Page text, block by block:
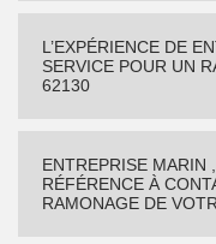
L’EXPÉRIENCE DE
SERVICE POUR UN
62130
ENTREPRISE MARIN
RÉFÉRENCE À
RAMONAGE DE